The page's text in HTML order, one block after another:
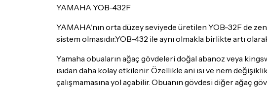
YAMAHA YOB-432F
YAMAHA'nın orta düzey seviyede üretilen YOB-32F de
sistem olmasıdır.YOB-432 ile aynı olmakla birlikte artı
Yamaha obuaların ağaç gövdeleri doğal abanoz veya
ısıdan daha kolay etkilenir. Özellikle ani ısı ve nem
çalışmamasına yol açabilir. Obuanın gövdesi diğer ağaç